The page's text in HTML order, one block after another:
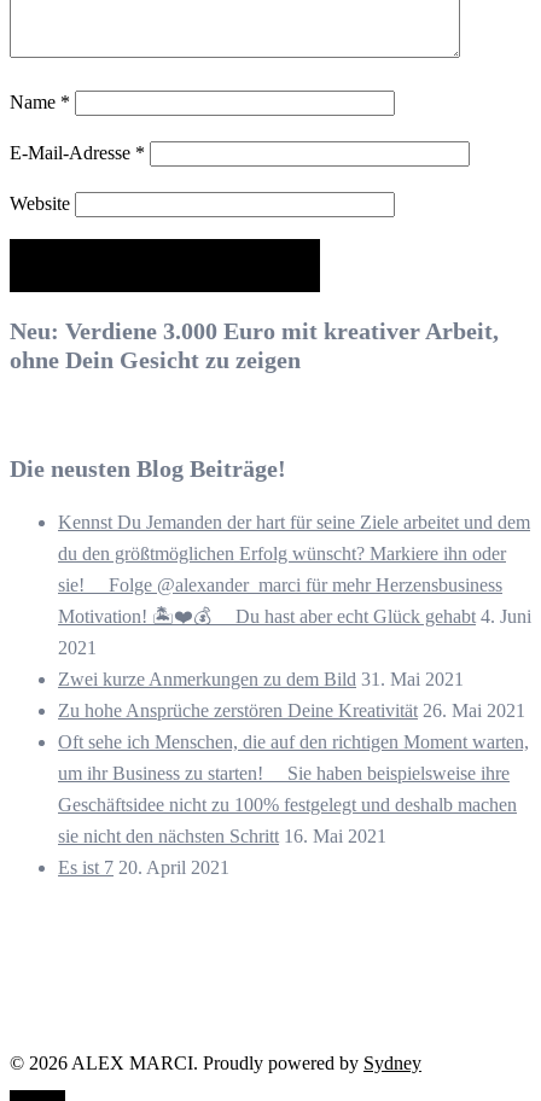
Name *
E-Mail-Adresse *
Website
Neu: Verdiene 3.000 Euro mit kreativer Arbeit,
ohne Dein Gesicht zu zeigen
Die neusten Blog Beiträge!
Kennst Du Jemanden der hart für seine Ziele arbeitet und dem
du den größtmöglichen Erfolg wünscht? Markiere ihn oder
sie! ⠀ Folge @alexander_marci für mehr Herzensbusiness
Motivation! 🏝️❤️💰 ⠀ Du hast aber echt Glück gehabt 4. Juni
2021
Zwei kurze Anmerkungen zu dem Bild 31. Mai 2021
Zu hohe Ansprüche zerstören Deine Kreativität 26. Mai 2021
Oft sehe ich Menschen, die auf den richtigen Moment warten,
um ihr Business zu starten! ⠀ Sie haben beispielsweise ihre
Geschäftsidee nicht zu 100% festgelegt und deshalb machen
sie nicht den nächsten Schritt 16. Mai 2021
Es ist 7 20. April 2021
© 2026 ALEX MARCI. Proudly powered by Sydney